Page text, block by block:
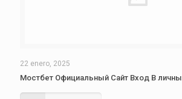
22 enero, 2025
Мостбет Официальный Сайт Вход В